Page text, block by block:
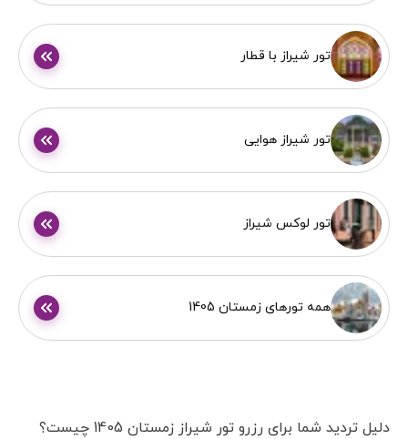
تور شیراز با قطار
تور شیراز هوایی
تور لوکس شیراز
همه‌ تورهای زمستان 1405
دلیل تردید شما برای رزرو تور شیراز زمستان 1405 چیست؟